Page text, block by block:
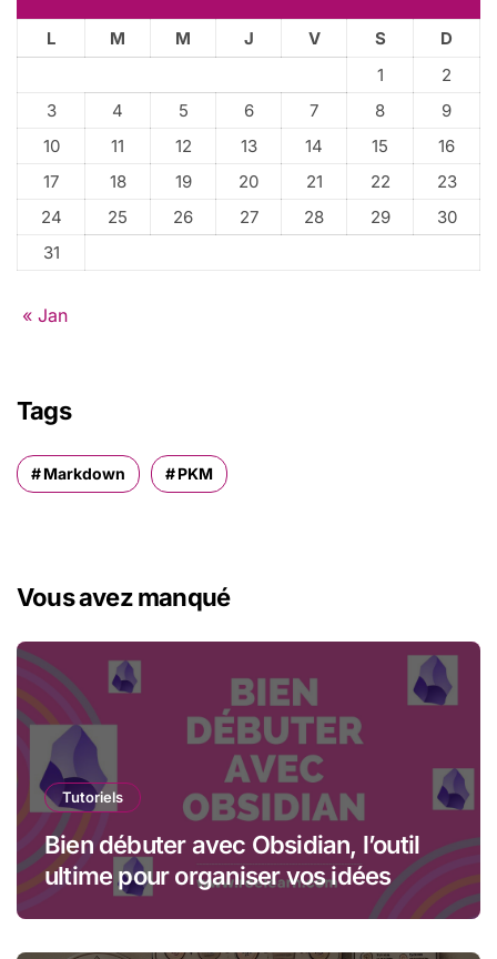
:
L M M J V S
D
1
2
3
4 5 6 7 8
9
10
11 12 13 14 15
16
17
18 19 20 21 22
23
24
25 26 27 28 29
30
31
« Jan
Tags
Markdown PKM
Vous avez manqué
Tutoriels
Bien débuter avec Obsidian, l’outil
ultime pour organiser vos idées